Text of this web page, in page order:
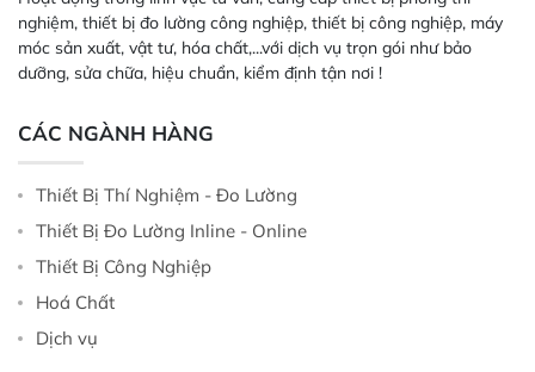
nghiệm, thiết bị đo lường công nghiệp, thiết bị công nghiệp, máy
móc sản xuất, vật tư, hóa chất,...với dịch vụ trọn gói như bảo
dưỡng, sửa chữa, hiệu chuẩn, kiểm định tận nơi !
CÁC NGÀNH HÀNG
Thiết Bị Thí Nghiệm - Đo Lường
Thiết Bị Đo Lường Inline - Online
Thiết Bị Công Nghiệp
Hoá Chất
Dịch vụ